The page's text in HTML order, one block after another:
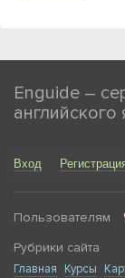
Enguide –
английского
Вход
Пользователям
Рубрики сайта
Главная Курсы